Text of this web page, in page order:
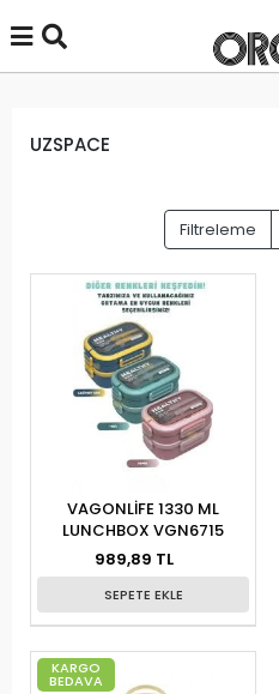
UZSPACE
Filtreleme
VAGONLİFE 1330 ML
LUNCHBOX VGN6715
989,89 TL
SEPETE EKLE
KARGO
BEDAVA